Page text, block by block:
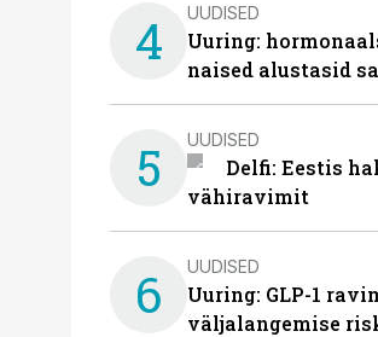
4 UUDISED
Uuring:
naised alustasid
5 UUDISED
Delfi: Eestis
vähiravimit
6 UUDISED
Uuring: GLP-1
väljalangemise